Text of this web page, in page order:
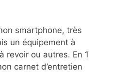
smartphone, très
un équipement à
revoir ou autres. En 1
carnet d’entretien